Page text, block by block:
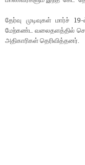
தேர்வு முடிவுகள் மார்ச்
மேற்கண்ட வலைதளத்தில்
அதிகாரிகள் தெரிவித்தனர்.